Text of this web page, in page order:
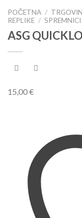
POČETNA /
REPLIKE /
ASG
15,00€